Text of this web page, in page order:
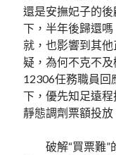
還是安撫妃子的
下，半年後歸還
就，也影響到其
疑，為何不克不
12306任務職員回
下，優先知足遠程
靜態調劑票額投放
破解“買票難